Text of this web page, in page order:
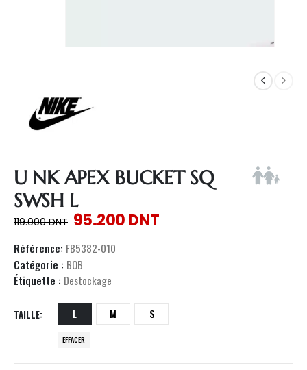
U NK APEX BUCKET SQ
SWSH L
119.000DNT 95.200DNT
Référence: FB5382-010
Catégorie : BOB
Étiquette : Destockage
TAILLE L M S
EFFACER